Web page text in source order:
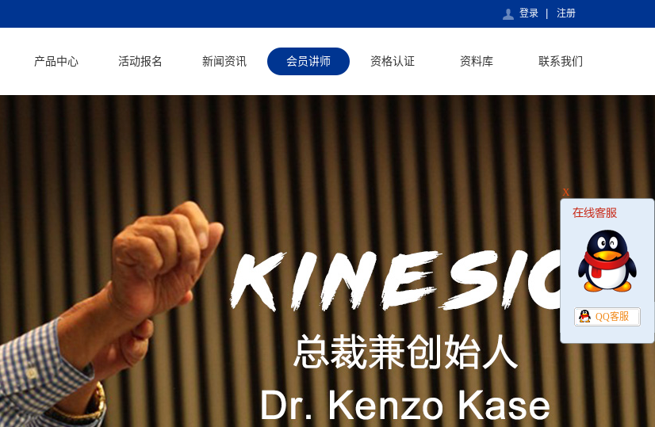
登录 注册
产品中心 活动报名 新闻资讯 会员讲师 资格认证 资料库 联系我们
X
QQ客服